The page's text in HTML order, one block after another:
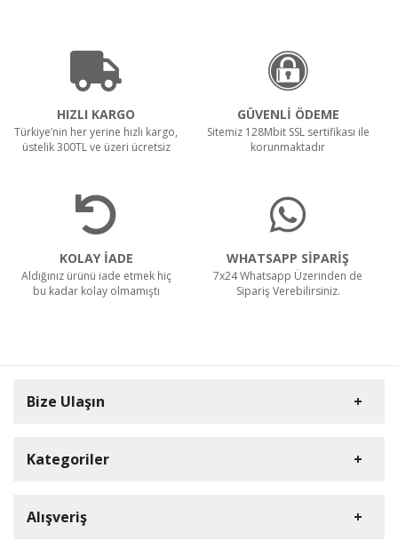
HIZLI KARGO
Türkiye’nin her yerine hızlı kargo,
üstelik 300TL ve üzeri ücretsiz
GÜVENLİ ÖDEME
Sitemiz 128Mbit SSL sertifikası ile
korunmaktadır
KOLAY İADE
Aldığınız ürünü iade etmek hiç
bu kadar kolay olmamıştı
WHATSAPP SİPARİŞ
7x24 Whatsapp Üzerinden de
Sipariş Verebilirsiniz.
Bize Ulaşın
Kategoriler
Rulopak
Alışveriş